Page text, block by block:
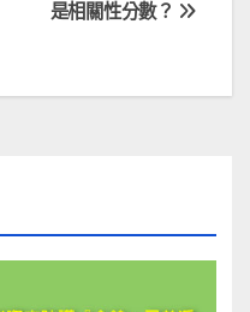
是相關性分數？